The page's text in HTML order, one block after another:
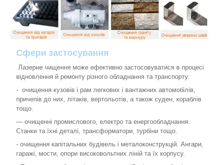
Сфери застосування
Лазерне чищення може ефективно застосовуватися в процесі
відновлення й ремонту різного обладнання та транспорту:
- очищення кузовів і рам легкових і вантажних автомобілів,
причепів до них, літаків, вертольотів, а також суден, кораблів
тощо.
— очищенні промислового, електро та енергообладнання.
Станки та їхні деталі, трансформатори, турбіни тощо.
- очищення капітальних будівель і металоконструкцій. Ангари,
гаражі, мости, опори високовольтних ліній та їх корпусу.